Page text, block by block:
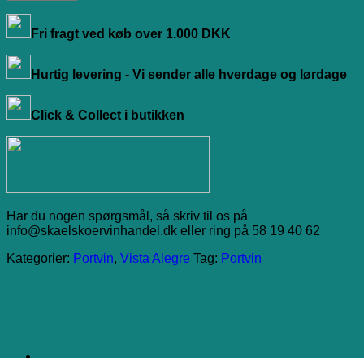
Fri fragt ved køb over 1.000 DKK
Hurtig levering - Vi sender alle hverdage og lørdage
Click & Collect i butikken
Har du nogen spørgsmål, så skriv til os på
info@skaelskoervinhandel.dk eller ring på 58 19 40 62
Kategorier: Portvin, Vista Alegre Tag: Portvin